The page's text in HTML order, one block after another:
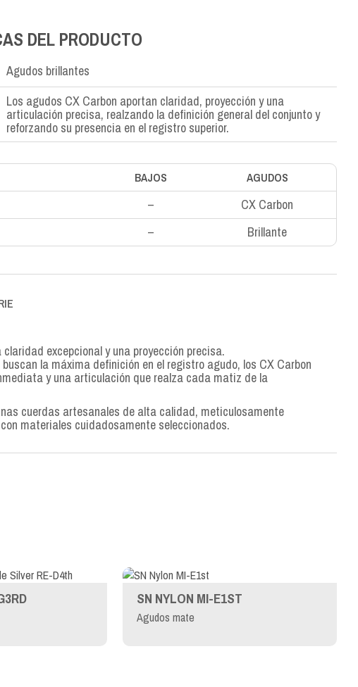
DEL PRODUCTO
Agudos brillantes
Los agudos CX Carbon aportan claridad, proyección y una
articulación precisa, realzando la definición general del conjunto y
reforzando su presencia en el registro superior.
BAJOS
AGUDOS
– CX Carbon
– Brillante
excepcional y una proyección precisa.
la máxima definición en el registro agudo, los CX Carbon
y una articulación que realza cada matiz de la
cuerdas artesanales de alta calidad, meticulosamente
materiales cuidadosamente seleccionados.
SN NYLON MI-E1ST
Agudos mate